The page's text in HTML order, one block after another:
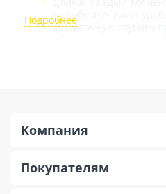
что обеспечивает
достаточную глубину
что делает его
Компания
Покупателям